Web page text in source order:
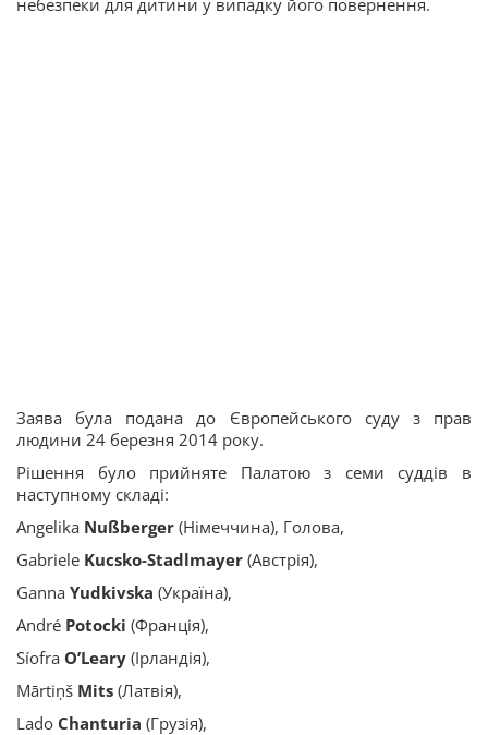
небезпеки для дитини у випадку його повернення.
Заява була подана до Європейського суду з прав
людини 24 березня 2014 року.
Рішення було прийняте Палатою з семи суддів в
наступному складі:
Angelika Nußberger (Німеччина), Голова,
Gabriele Kucsko-Stadlmayer (Aвстрія),
Ganna Yudkivska (Україна),
André Potocki (Франція),
Síofra O’Leary (Iрландія),
Mārtiņš Mits (Латвія),
Lado Chanturia (Грузія),